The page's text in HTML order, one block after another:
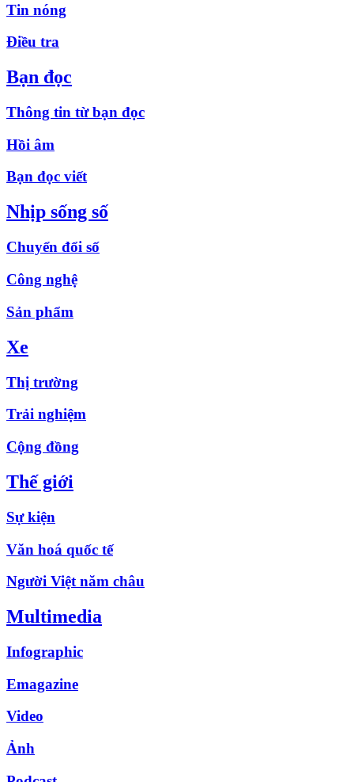
Tin nóng
Điều tra
Bạn đọc
Thông tin từ bạn đọc
Hồi âm
Bạn đọc viết
Nhịp sống số
Chuyển đổi số
Công nghệ
Sản phẩm
Xe
Thị trường
Trải nghiệm
Cộng đồng
Thế giới
Sự kiện
Văn hoá quốc tế
Người Việt năm châu
Multimedia
Infographic
Emagazine
Video
Ảnh